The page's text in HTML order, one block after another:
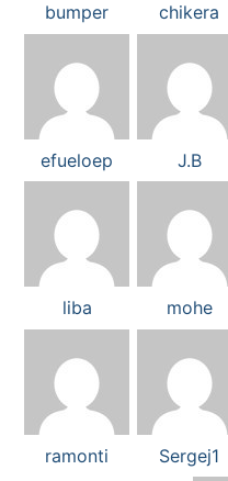
bumper chikera
efueloep J.B
liba mohe
ramonti Sergej1